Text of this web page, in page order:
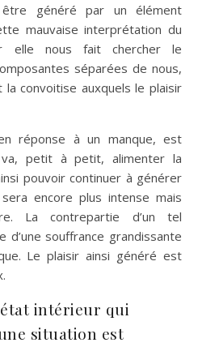
généré par un élément
mauvaise interprétation du
elle nous fait chercher le
séparées de nous,
convoitise auxquels le plaisir
réponse à un manque, est
petit à petit, alimenter la
pouvoir continuer à générer
encore plus intense mais
La contrepartie d’un tel
d’une souffrance grandissante
Le plaisir ainsi généré est
état intérieur qui
situation est